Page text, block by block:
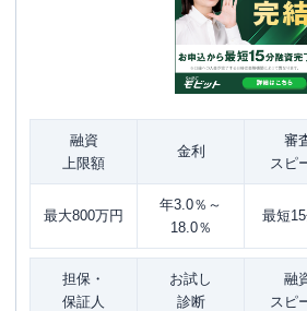
融資
上限額
金利
審
スピ
最大800万円
年3.0％～
18.0％
最短
担保・
保証人
お試し
診断
融
スピ